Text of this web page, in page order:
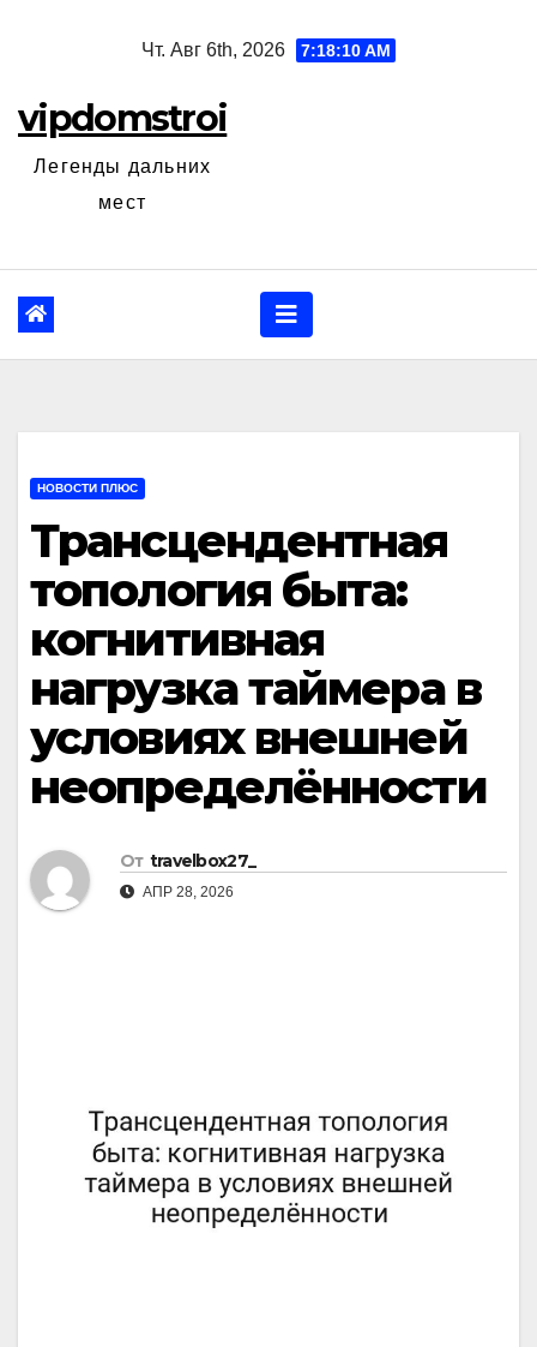
Чт. Авг 6th, 2026 7:18:11 AM
vipdomstroi
Легенды дальних
мест
НОВОСТИ ПЛЮС
Трансцендентная
топология быта:
когнитивная
нагрузка таймера в
условиях внешней
неопределённости
От travelbox27_
АПР 28, 2026